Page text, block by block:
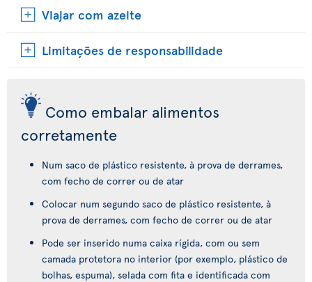
Viajar com azeite
Limitações de responsabilidade
Como embalar alimentos
corretamente
Num saco de plástico resistente, à prova de derrames,
com fecho de correr ou de atar
Colocar num segundo saco de plástico resistente, à
prova de derrames, com fecho de correr ou de atar
Pode ser inserido numa caixa rígida, com ou sem
camada protetora no interior (por exemplo, plástico de
bolhas, espuma), selada com fita e identificada com